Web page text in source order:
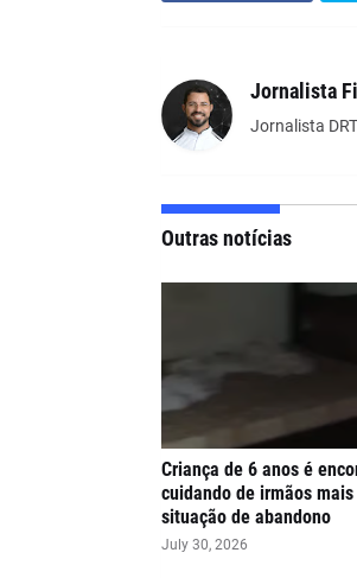
Jornalista
Jornalista
Outras notícias
Criança de 6 anos é
cuidando de irmãos mais
situação de abandono
July 30, 2026